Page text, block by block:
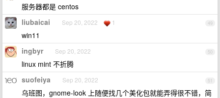
服务器都是 centos
49
liubaicai Sep 20, 2022 1
win11
50
ingbyr Sep 20, 2022
linux mint 不折腾
51
suofeiya Sep 20, 2022
乌班图，gnome-look 上随便找几个美化包就能弄得很不错，简